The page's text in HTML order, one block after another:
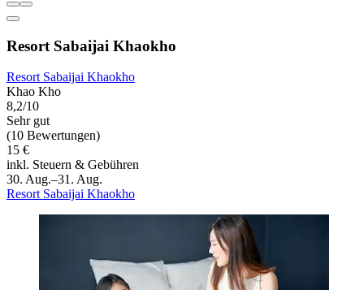
Resort Sabaijai Khaokho
Resort Sabaijai Khaokho
Khao Kho
8,2/10
Sehr gut
(10 Bewertungen)
15 €
inkl. Steuern & Gebühren
30. Aug.–31. Aug.
Resort Sabaijai Khaokho